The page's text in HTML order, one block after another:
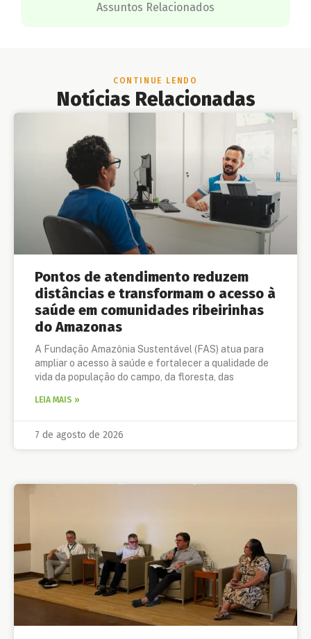
Assuntos Relacionados
CONTINUE LENDO
Notícias Relacionadas
Pontos de atendimento reduzem
distâncias e transformam o acesso à
saúde em comunidades ribeirinhas
do Amazonas
A Fundação Amazônia Sustentável (FAS) atua para
ampliar o acesso à saúde e fortalecer a qualidade de
vida da população do campo, da floresta, das
LEIA MAIS »
7 de agosto de 2026